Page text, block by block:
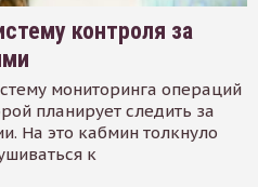
контроля за
мониторинга операций
планирует следить за
На это кабмин толкнуло
к